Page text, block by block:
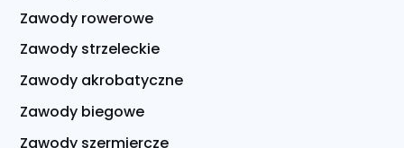
Zawody rowerowe
Zawody strzeleckie
Zawody akrobatyczne
Zawody biegowe
Zawody szermiercze